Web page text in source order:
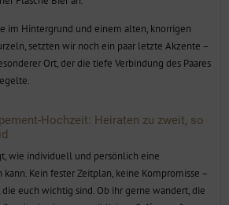
im Hintergrund und einem alten, knorrigen
setzten wir noch ein paar letzte Akzente –
Ort, der die tiefe Verbindung des Paares
wie individuell und persönlich eine
Kein fester Zeitplan, keine Kompromisse –
euch wichtig sind. Ob ihr gerne wandert, die
oder in einem gemütlichen Café anstoßt –